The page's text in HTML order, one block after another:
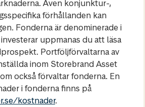
Även konjunktur-,
förhållanden kan
Fonderna är denominerade i
uppmanas du att läsa
Portföljförvaltarna av
inom Storebrand Asset
också förvaltar fonderna. En
i fonderna finns på
kostnader.